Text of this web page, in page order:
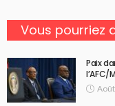
Vous pourriez
Paix
l’AFC/